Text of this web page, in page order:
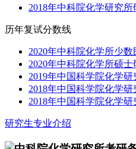
2018年中科院化学研究
历年复试分数线
2020年中科院化学所少
2020年中科院化学所硕
2019年中国科学院化学
2018年中国科学院化学
2018年中国科学院化学
研究生专业介绍